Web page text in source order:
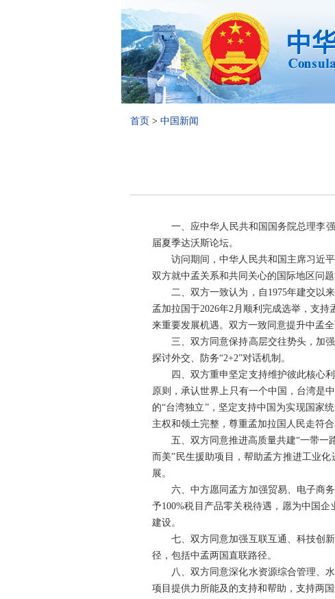
首页 > 中国新闻
一、应中华人民共和国国务院总理李
届夏季达沃斯论坛。
访问期间，中华人民共和国主席习近
双方就中孟关系和共同关心的国际地区问
二、双方一致认为，自1975年建交以
孟加拉国于2026年2月顺利完成选举，支
来重要发展机遇。双方一致同意提升中孟
三、双方同意保持高层交往势头，加
探讨外交、防务“2+2”对话机制。
四、双方重申坚定支持维护彼此核心
原则，承认世界上只有一个中国，台湾是
的“台湾独立”，坚定支持中国为实现国家
主权和领土完整，尊重孟加拉国人民走符
五、双方同意推进高质量共建“一带一
而美”民生援助项目，帮助孟方推进工业
展。
六、中方愿同孟方加强贸易、电子商
予100%税目产品零关税待遇，愿为中国
建设。
七、双方同意加强互联互通、科技创
径，包括中孟两国直联路径。
八、双方同意深化水资源综合管理、
项目提供力所能及的支持和帮助，支持两